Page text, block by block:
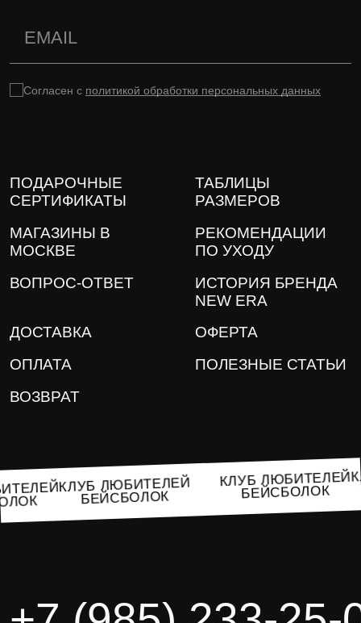
Согласен с политикой обработки персональных данных
ПОДАРОЧНЫЕ
СЕРТИФИКАТЫ
ТАБЛИЦЫ
РАЗМЕРОВ
МАГАЗИНЫ В
МОСКВЕ
РЕКОМЕНДАЦИИ
ПО УХОДУ
ВОПРОС-ОТВЕТ
ИСТОРИЯ БРЕНДА
NEW ERA
ДОСТАВКА
ОФЕРТА
ОПЛАТА
ПОЛЕЗНЫЕ СТАТЬИ
ВОЗВРАТ
КЛУБ ЛЮБИТЕЛЕЙ
БЕЙСБОЛОК
КЛУБ
БЕЙСБОЛОК